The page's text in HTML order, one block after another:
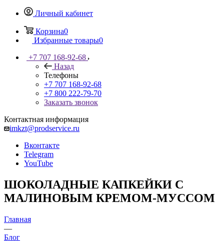
Личный кабинет
Корзина0
Избранные товары0
+7 707 168-92-68
Назад
Телефоны
+7 707 168-92-68
+7 800 222-79-70
Заказать звонок
Контактная информация
imkzt@prodservice.ru
Вконтакте
Telegram
YouTube
ШОКОЛАДНЫЕ КАПКЕЙКИ С
МАЛИНОВЫМ КРЕМОМ-МУССОМ
Главная
—
Блог